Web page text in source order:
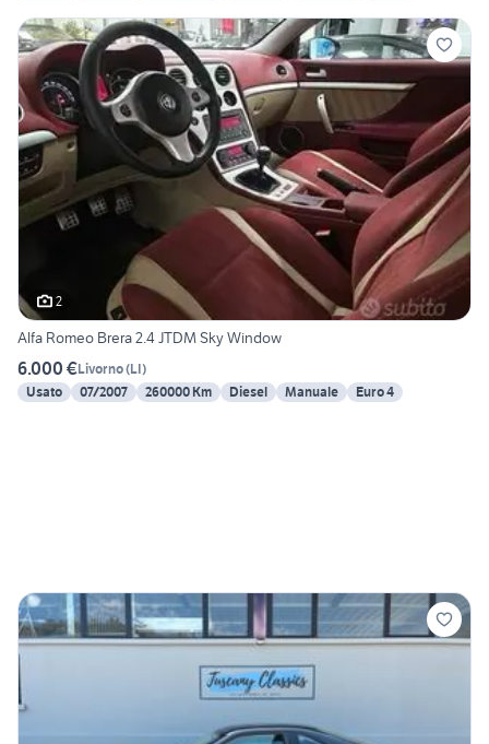
2
Alfa Romeo Brera 2.4 JTDM Sky Window
6.000 €Livorno(LI)
Usato
07/2007 260000 Km Diesel Manuale Euro 4